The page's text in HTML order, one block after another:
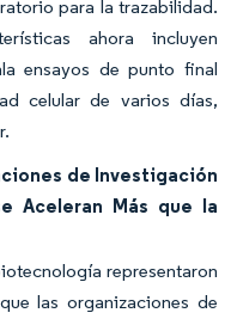
para la trazabilidad.
ahora incluyen
ensayos de punto final
celular de varios días,
de Investigación
Aceleran Más que la
representaron
las organizaciones de